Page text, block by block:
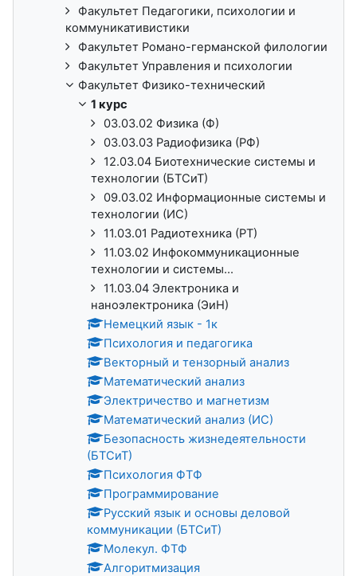
Факультет Педагогики, психологии и
коммуникативистики
Факультет Романо-германской филологии
Факультет Управления и психологии
Факультет Физико-технический
1 курс
03.03.02 Физика (Ф)
03.03.03 Радиофизика (РФ)
12.03.04 Биотехнические системы и
технологии (БТСиТ)
09.03.02 Информационные системы и
технологии (ИС)
11.03.01 Радиотехника (РТ)
11.03.02 Инфокоммуникационные
технологии и системы...
11.03.04 Электроника и
наноэлектроника (ЭиН)
Немецкий язык - 1к
Психология и педагогика
Векторный и тензорный анализ
Математический анализ
Электричество и магнетизм
Математический анализ (ИС)
Безопасность жизнедеятельности
(БТСиТ)
Психология ФТФ
Программирование
Русский язык и основы деловой
коммуникации (БТСиТ)
Молекул. ФТФ
Алгоритмизация